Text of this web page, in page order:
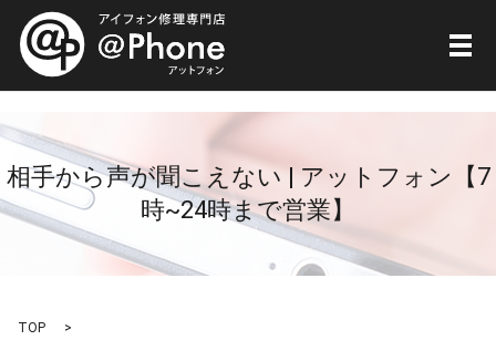
メ
相手から声が聞こえない | アットフォン【7
時~24時まで営業】
TOP